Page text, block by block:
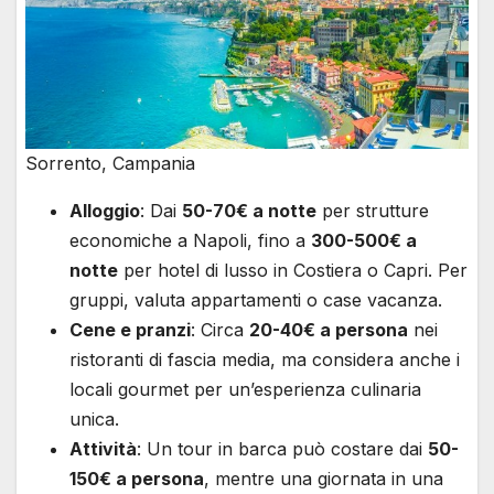
Sorrento, Campania
Alloggio: Dai 50-70€ a notte per strutture
economiche a Napoli, fino a 300-500€ a
notte per hotel di lusso in Costiera o Capri. Per
gruppi, valuta appartamenti o case vacanza.
Cene e pranzi: Circa 20-40€ a persona nei
ristoranti di fascia media, ma considera anche i
locali gourmet per un’esperienza culinaria
unica.
Attività: Un tour in barca può costare dai 50-
150€ a persona, mentre una giornata in una